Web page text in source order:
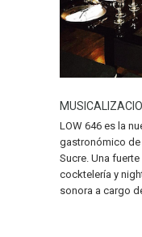
LOW 646 es la
gastronómico de
Sucre. Una
cocktelería y
sonora a cargo